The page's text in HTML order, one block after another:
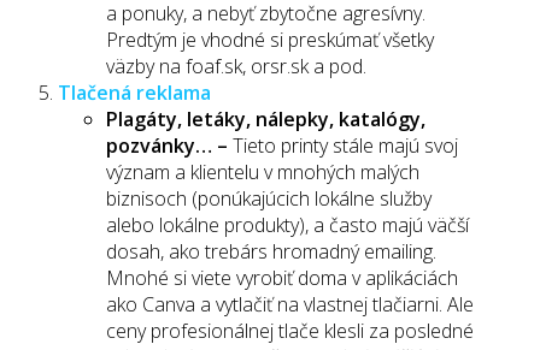
a ponuky, a nebyť zbytočne agresívny.
Predtým je vhodné si preskúmať všetky
väzby na foaf.sk, orsr.sk a pod.
Tlačená reklama
Plagáty, letáky, nálepky, katalógy,
pozvánky… – Tieto printy stále majú svoj
význam a klientelu v mnohých malých
biznisoch (ponúkajúcich lokálne služby
alebo lokálne produkty), a často majú väčší
dosah, ako trebárs hromadný emailing.
Mnohé si viete vyrobiť doma v aplikáciách
ako Canva a vytlačiť na vlastnej tlačiarni. Ale
ceny profesionálnej tlače klesli za posledné